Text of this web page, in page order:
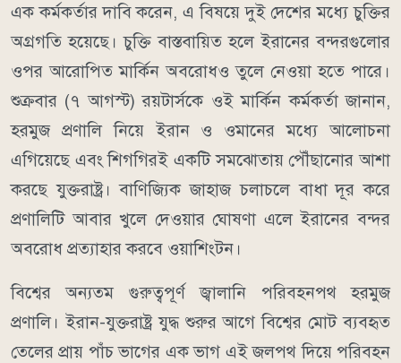
এক কর্মকর্তার দাবি করেন, এ বিষয়ে দুই দেশের মধ্যে চুক্তির
অগ্রগতি হয়েছে। চুক্তি বাস্তবায়িত হলে ইরানের বন্দরগুলোর
ওপর আরোপিত মার্কিন অবরোধও তুলে নেওয়া হতে পারে।
শুক্রবার (৭ আগস্ট) রয়টার্সকে ওই মার্কিন কর্মকর্তা জানান,
হরমুজ প্রণালি নিয়ে ইরান ও ওমানের মধ্যে আলোচনা
এগিয়েছে এবং শিগগিরই একটি সমঝোতায় পৌঁছানোর আশা
করছে যুক্তরাষ্ট্র। বাণিজ্যিক জাহাজ চলাচলে বাধা দূর করে
প্রণালিটি আবার খুলে দেওয়ার ঘোষণা এলে ইরানের বন্দর
অবরোধ প্রত্যাহার করবে ওয়াশিংটন।
বিশ্বের অন্যতম গুরুত্বপূর্ণ জ্বালানি পরিবহনপথ হরমুজ
প্রণালি। ইরান-যুক্তরাষ্ট্র যুদ্ধ শুরুর আগে বিশ্বের মোট ব্যবহৃত
তেলের প্রায় পাঁচ ভাগের এক ভাগ এই জলপথ দিয়ে পরিবহন